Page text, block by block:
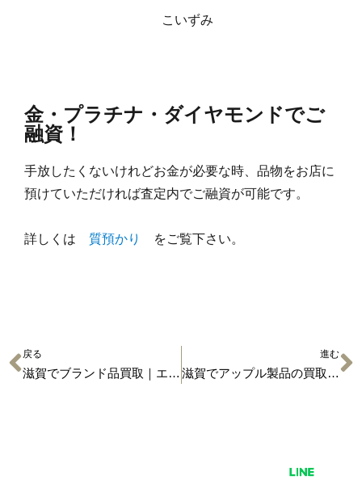
こいずみ
金・プラチナ・ダイヤモンドでご
融資！
手放したくないけれどお金が必要な時、品物をお店に
預けていただければ査定内でご融資が可能です。
詳しくは 質預かり をご覧下さい。
戻る
滋賀でブランド品買取｜エルメス・バスティア
進む
滋賀でアップル製品の買取と質預かりなら